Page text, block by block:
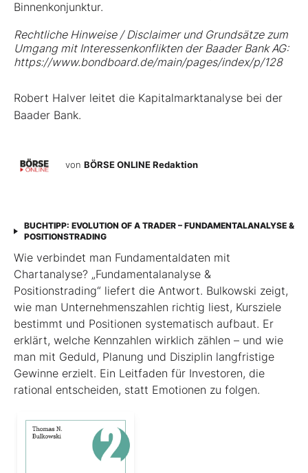
Binnenkonjunktur.
Rechtliche Hinweise / Disclaimer und Grundsätze zum
Umgang mit Interessenkonflikten der Baader Bank AG:
https://www.bondboard.de/main/pages/index/p/128
Robert Halver leitet die Kapitalmarktanalyse bei der
Baader Bank.
von BÖRSE ONLINE Redaktion
BUCHTIPP: EVOLUTION OF A TRADER – FUNDAMENTALANALYSE &
POSITIONSTRADING
Wie verbindet man Fundamentaldaten mit
Chartanalyse? „Fundamentalanalyse &
Positionstrading“ liefert die Antwort. Bulkowski zeigt,
wie man Unternehmenszahlen richtig liest, Kursziele
bestimmt und Positionen systematisch aufbaut. Er
erklärt, welche Kennzahlen wirklich zählen – und wie
man mit Geduld, Planung und Disziplin langfristige
Gewinne erzielt. Ein Leitfaden für Investoren, die
rational entscheiden, statt Emotionen zu folgen.